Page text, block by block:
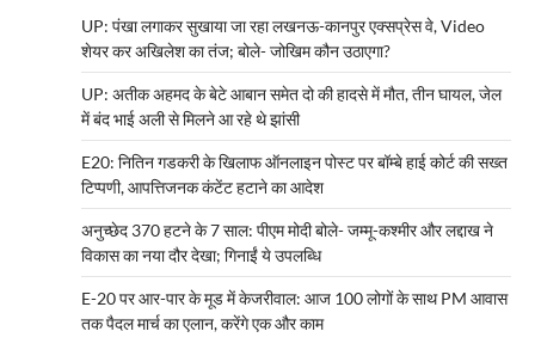
UP: पंखा लगाकर सुखाया जा रहा लखनऊ-कानपुर एक्सप्रेस वे, Video
शेयर कर अखिलेश का तंज; बोले- जोखिम कौन उठाएगा?
UP: अतीक अहमद के बेटे आबान समेत दो की हादसे में मौत, तीन घायल, जेल
में बंद भाई अली से मिलने आ रहे थे झांसी
E20: नितिन गडकरी के खिलाफ ऑनलाइन पोस्ट पर बॉम्बे हाई कोर्ट की सख्त
टिप्पणी, आपत्तिजनक कंटेंट हटाने का आदेश
अनुच्छेद 370 हटने के 7 साल: पीएम मोदी बोले- जम्मू-कश्मीर और लद्दाख ने
विकास का नया दौर देखा; गिनाईं ये उपलब्धि
E-20 पर आर-पार के मूड में केजरीवाल: आज 100 लोगों के साथ PM आवास
तक पैदल मार्च का एलान, करेंगे एक और काम